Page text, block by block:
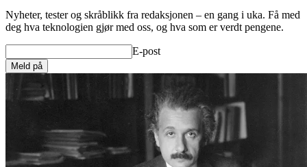
Nyheter, tester og skråblikk fra redaksjonen – en gang i uka. Få med
deg hva teknologien gjør med oss, og hva som er verdt pengene.
E-post
Meld på